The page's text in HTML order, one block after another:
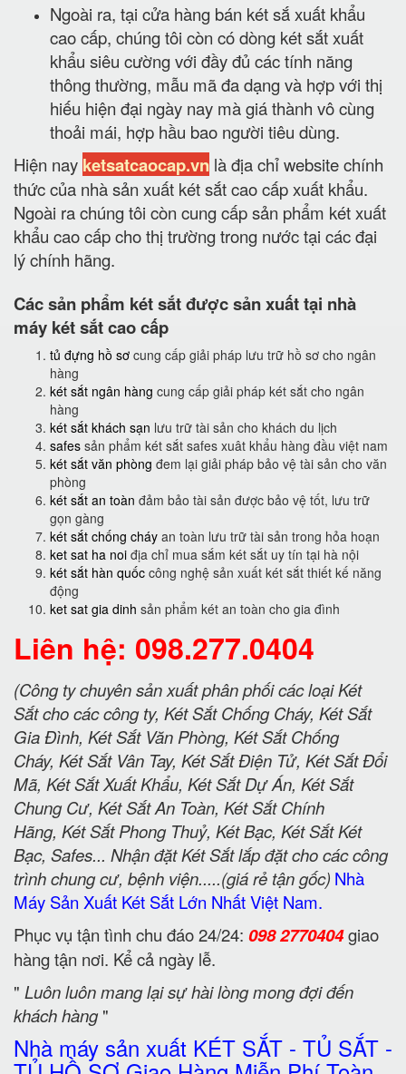
Ngoài ra, tại cửa hàng bán két sắ xuất khẩu
cao cấp, chúng tôi còn có dòng két sắt xuất
khẩu siêu cường với đầy đủ các tính năng
thông thường, mẫu mã đa dạng và hợp với thị
hiếu hiện đại ngày nay mà giá thành vô cùng
thoải mái, hợp hầu bao người tiêu dùng.
Hiện nay ketsatcaocap.vn là địa chỉ website chính
thức của nhà sản xuất két sắt cao cấp xuất khẩu.
Ngoài ra chúng tôi còn cung cấp sản phẩm két xuất
khẩu cao cấp cho thị trường trong nước tại các đại
lý chính hãng.
Các sản phẩm két sắt được sản xuất tại nhà
máy két sắt cao cấp
tủ đựng hồ sơ cung cấp giải pháp lưu trữ hồ sơ cho ngân
hàng
két sắt ngân hàng cung cấp giải pháp két sắt cho ngân
hàng
két sắt khách sạn lưu trữ tài sản cho khách du lịch
safes sản phẩm két sắt safes xuât khẩu hàng đầu việt nam
két sắt văn phòng đem lại giải pháp bảo vệ tài sản cho văn
phòng
két sắt an toàn đảm bảo tài sản được bảo vệ tốt, lưu trữ
gọn gàng
két sắt chống cháy an toàn lưu trữ tài sản trong hỏa hoạn
ket sat ha noi địa chỉ mua sắm két sắt uy tín tại hà nội
két sắt hàn quốc công nghệ sản xuất két sắt thiết kế năng
động
ket sat gia dinh sản phẩm két an toàn cho gia đình
Liên hệ: 098.277.0404
(Công ty chuyên sản xuất phân phối các loại Két
Sắt cho các công ty, Két Sắt Chống Cháy, Két Sắt
Gia Đình, Két Sắt Văn Phòng, Két Sắt Chống
Cháy, Két Sắt Vân Tay, Két Sắt Điện Tử, Két Sắt Đổi
Mã, Két Sắt Xuất Khẩu, Két Sắt Dự Án, Két Sắt
Chung Cư, Két Sắt An Toàn, Két Sắt Chính
Hãng, Két Sắt Phong Thuỷ, Két Bạc, Két Sắt Két
Bạc, Safes... Nhận đặt Két Sắt lắp đặt cho các công
trình chung cư, bệnh viện.....(giá rẻ tận gốc) Nhà
Máy Sản Xuất Két Sắt Lớn Nhất Việt Nam.
Phục vụ tận tình chu đáo 24/24: 098 2770404giao
hàng tận nơi. Kể cả ngày lễ.
" Luôn luôn mang lại sự hài lòng mong đợi đến
khách hàng"
Nhà máy sản xuất KÉT SẮT - TỦ SẮT -